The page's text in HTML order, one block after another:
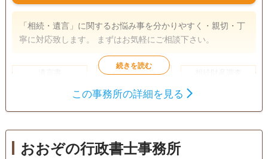
「相続・遺言」に関するお悩み事を分かりやすく・親切・丁
寧に対応致します。 まずはお気軽にご相談下さい。
遺産分割
銀行手続き
相続人調査
この事務所の詳細を見る
おおぞの行政書士事務所